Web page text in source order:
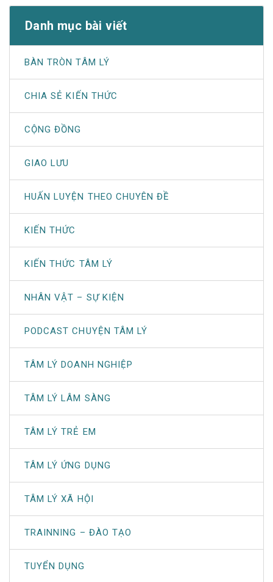
Danh mục bài viết
BÀN TRÒN TÂM LÝ
CHIA SẺ KIẾN THỨC
CỘNG ĐỒNG
GIAO LƯU
HUẤN LUYỆN THEO CHUYÊN ĐỀ
KIẾN THỨC
KIẾN THỨC TÂM LÝ
NHÂN VẬT – SỰ KIỆN
PODCAST CHUYỆN TÂM LÝ
TÂM LÝ DOANH NGHIỆP
TÂM LÝ LÂM SÀNG
TÂM LÝ TRẺ EM
TÂM LÝ ỨNG DỤNG
TÂM LÝ XÃ HỘI
TRAINNING – ĐÀO TẠO
TUYỂN DỤNG